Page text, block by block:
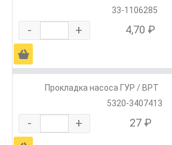
33-1106285
- + 4,70 ₽
Ä
Прокладка насоса ГУР / ВРТ
5320-3407413
- + 27 ₽